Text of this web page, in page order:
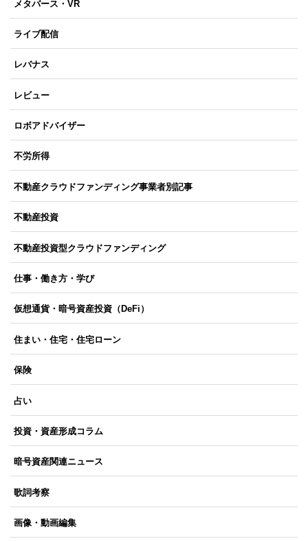
メタバース・VR
ライブ配信
レバナス
レビュー
ロボアドバイザー
不労所得
不動産クラウドファンディング事業者別記事
不動産投資
不動産投資型クラウドファンディング
仕事・働き方・学び
仮想通貨・暗号資産投資（DeFi）
住まい・住宅・住宅ローン
保険
占い
投資・資産形成コラム
暗号資産関連ニュース
歌詞考察
画像・動画編集